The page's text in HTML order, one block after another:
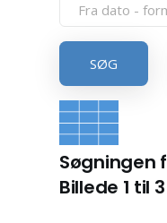
SØG
Søgningen
Billede 1 til